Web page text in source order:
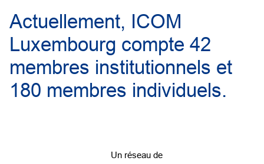
Actuellement, ICOM
Luxembourg compte 42
membres institutionnels et
180 membres individuels.
Un réseau de